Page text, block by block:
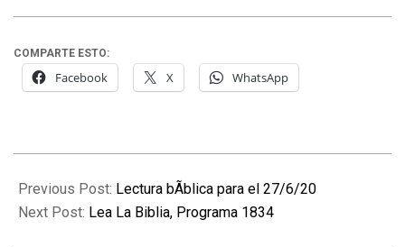
COMPARTE ESTO:
Facebook X WhatsApp
11-
28
Previous Post: Lectura bÃ­blica para el 27/6/20
Next Post: Lea La Biblia, Programa 1834